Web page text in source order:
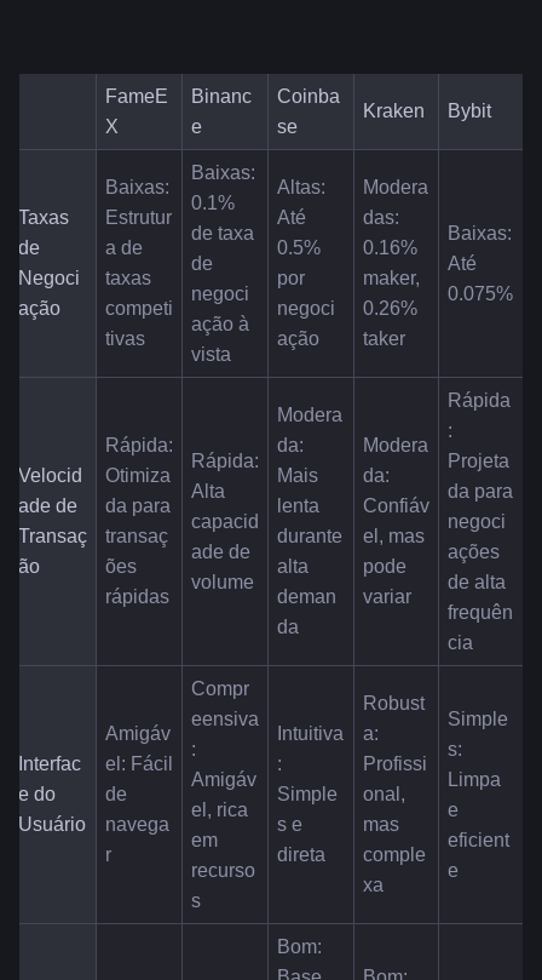
FameE
X
Binanc
e
Coinba
se
Kraken Bybit
Taxas
de
Negoci
ação
Baixas:
Estrutur
a de
taxas
competi
tivas
Baixas:
0.1%
de taxa
de
negoci
ação à
vista
Altas:
Até
0.5%
por
negoci
ação
Modera
das:
0.16%
maker,
0.26%
taker
Baixas:
Até
0.075%
Velocid
ade de
Transaç
ão
Rápida:
Otimiza
da para
transaç
ões
rápidas
Rápida:
Alta
capacid
ade de
volume
Modera
da:
Mais
lenta
durante
alta
deman
da
Modera
da:
Confiáv
el, mas
pode
variar
Rápida
:
Projeta
da para
negoci
ações
de alta
frequên
cia
Interfac
e do
Usuário
Amigáv
el: Fácil
de
navega
r
Compr
eensiva
:
Amigáv
el, rica
em
recurso
s
Intuitiva
:
Simple
s e
direta
Robust
a:
Profissi
onal,
mas
comple
xa
Simple
s:
Limpa
e
eficient
e
Bom: